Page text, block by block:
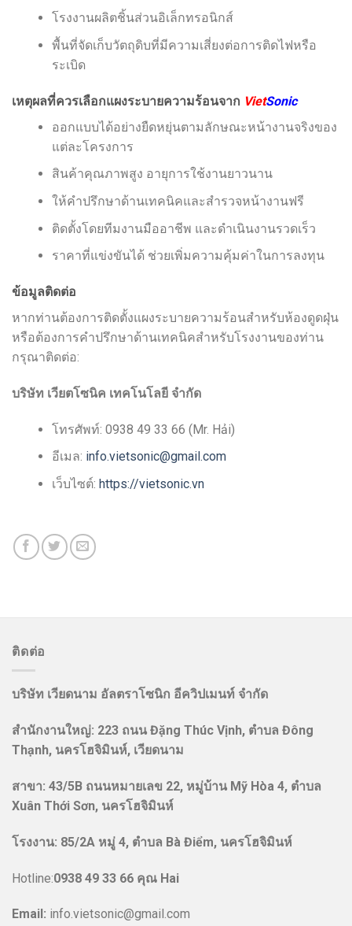
โรงงานผลิตชิ้นส่วนอิเล็กทรอนิกส์
พื้นที่จัดเก็บวัตถุดิบที่มีความเสี่ยงต่อการติดไฟหรือ
ระเบิด
เหตุผลที่ควรเลือกแผงระบายความร้อนจาก VietSonic
ออกแบบได้อย่างยืดหยุ่นตามลักษณะหน้างานจริงของ
แต่ละโครงการ
สินค้าคุณภาพสูง อายุการใช้งานยาวนาน
ให้คำปรึกษาด้านเทคนิคและสำรวจหน้างานฟรี
ติดตั้งโดยทีมงานมืออาชีพ และดำเนินงานรวดเร็ว
ราคาที่แข่งขันได้ ช่วยเพิ่มความคุ้มค่าในการลงทุน
ข้อมูลติดต่อ
หากท่านต้องการติดตั้งแผงระบายความร้อนสำหรับห้องดูดฝุ่น
หรือต้องการคำปรึกษาด้านเทคนิคสำหรับโรงงานของท่าน
กรุณาติดต่อ:
บริษัท เวียตโซนิค เทคโนโลยี จำกัด
โทรศัพท์: 0938 49 33 66 (Mr. Hải)
อีเมล: info.vietsonic@gmail.com
เว็บไซต์: https://vietsonic.vn
ติดต่อ
บริษัท เวียดนาม อัลตราโซนิก อีควิปเมนท์ จำกัด
สำนักงานใหญ่: 223 ถนน Đặng Thúc Vịnh, ตำบล Đông
Thạnh, นครโฮจิมินห์, เวียดนาม
สาขา: 43/5B ถนนหมายเลข 22, หมู่บ้าน Mỹ Hòa 4, ตำบล
Xuân Thới Sơn, นครโฮจิมินห์
โรงงาน: 85/2A หมู่ 4, ตำบล Bà Điểm, นครโฮจิมินห์
Hotline:0938 49 33 66 คุณ Hai
Email: info.vietsonic@gmail.com